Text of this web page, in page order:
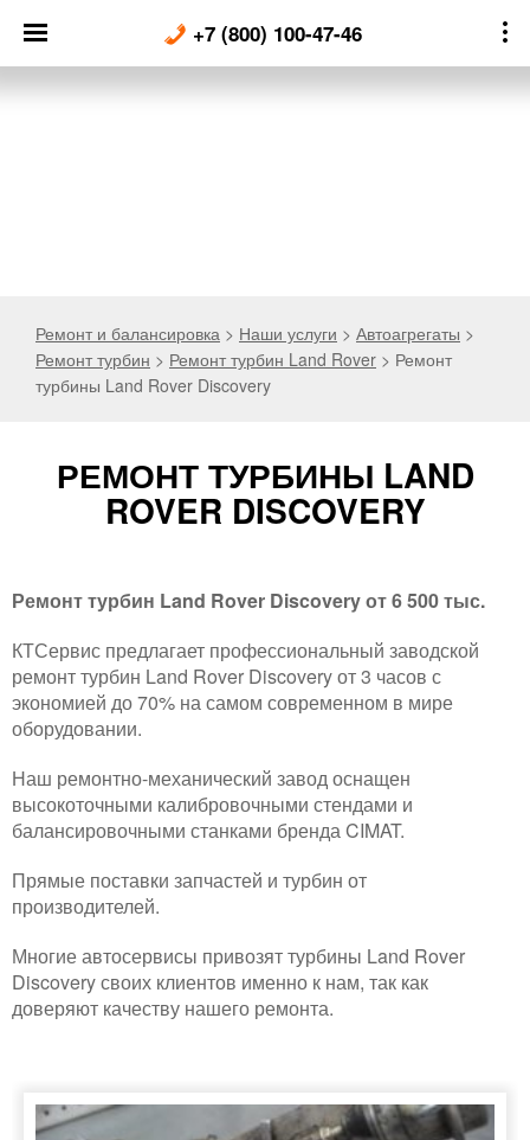
content
+7 (800) 100-47-46
Ремонт и балансировка > Наши услуги > Автоагрегаты >
Ремонт турбин > Ремонт турбин Land Rover > Ремонт
турбины Land Rover Discovery
РЕМОНТ ТУРБИНЫ LAND
ROVER DISCOVERY
Ремонт турбин Land Rover Discovery от 6 500 тыс.
КТСервис предлагает профессиональный заводской
ремонт турбин Land Rover Discovery от 3 часов с
экономией до 70% на самом современном в мире
оборудовании.
Наш ремонтно-механический завод оснащен
высокоточными калибровочными стендами и
балансировочными станками бренда CIMAT.
Прямые поставки запчастей и турбин от
производителей.
Многие автосервисы привозят турбины Land Rover
Discovery своих клиентов именно к нам, так как
доверяют качеству нашего ремонта.